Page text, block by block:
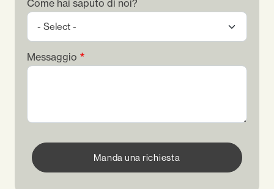
Come hai saputo di noi?
Messaggio
Manda una richiesta